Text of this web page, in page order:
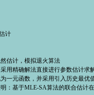
计
估计，模拟退火算法
用精确解法直接进行参数估计
一元函数，并采用引入历史最
：基于MLE-SA算法的联合估